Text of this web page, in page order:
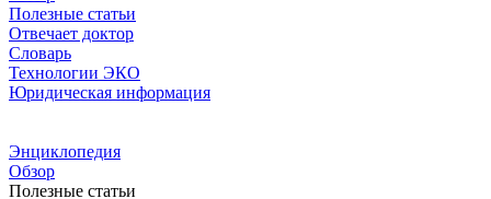
Полезные статьи
Отвечает доктор
Словарь
Технологии ЭКО
Юридическая информация
Энциклопедия
Обзор
Полезные статьи